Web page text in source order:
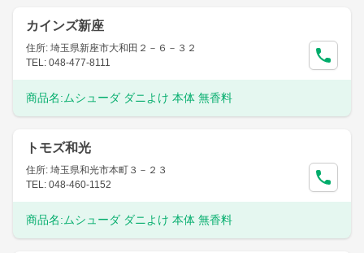
カインズ新座
住所: 埼玉県新座市大和田２－６－３２
TEL: 048-477-8111
商品名: ムシューダ ダニよけ 本体 無香料
トモズ和光
住所: 埼玉県和光市本町３－２３
TEL: 048-460-1152
商品名: ムシューダ ダニよけ 本体 無香料